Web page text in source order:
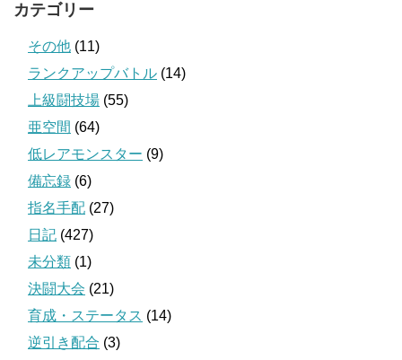
カテゴリー
その他 (11)
ランクアップバトル (14)
上級闘技場 (55)
亜空間 (64)
低レアモンスター (9)
備忘録 (6)
指名手配 (27)
日記 (427)
未分類 (1)
決闘大会 (21)
育成・ステータス (14)
逆引き配合 (3)